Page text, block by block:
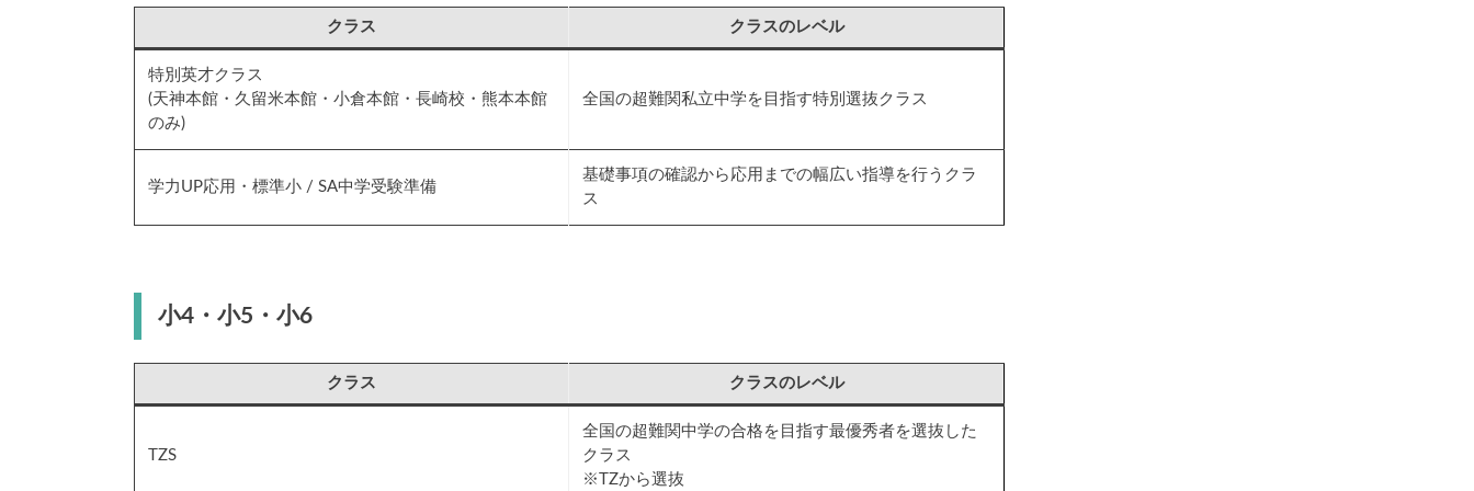
クラス クラスのレベル
特別英才クラス
(天神本館・久留米本館・小倉本館・長崎校・熊本本館
のみ)
全国の超難関私立中学を目指す特別選抜クラス
学力UP応用・標準小 / SA中学受験準備
基礎事項の確認から応用までの幅広い指導を行うクラ
ス
小4・小5・小6
クラス クラスのレベル
TZS
全国の超難関中学の合格を目指す最優秀者を選抜した
クラス
※TZから選抜